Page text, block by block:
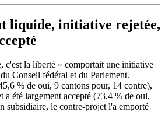
liquide, initiative rejetée,
c'est la liberté » comportait une initiative
Conseil fédéral et du Parlement.
% de oui, 9 cantons pour, 14 contre),
a été largement accepté (73,4 % de oui,
subsidiaire, le contre-projet l'a emporté